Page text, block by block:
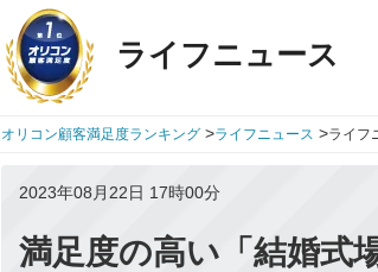
ライフニュース
オリコン顧客満足度ランキング >ライフニュース >ライフ
2023年08月22日 17時00分
満足度の高い「結婚式